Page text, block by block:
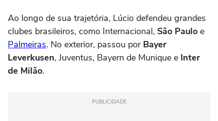
Ao longo de sua trajetória, Lúcio defendeu grandes
clubes brasileiros, como Internacional, São Paulo e
Palmeiras. No exterior, passou por Bayer
Leverkusen, Juventus, Bayern de Munique e Inter
de Milão.
PUBLICIDADE